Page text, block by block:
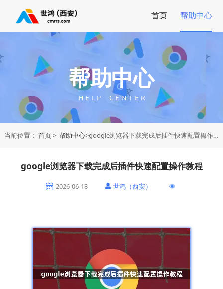
首页 帮助中心
帮助中心
H E L P C E N T E R
当前位置： 首页> 帮助中心>google浏览器下载完成后插件快速配置操作教程
google浏览器下载完成后插件快速配置操作教程
2026-06-18 世鸿（西安）